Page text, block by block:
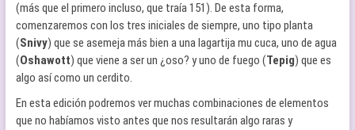
(más que el primero incluso, que traía 151). De esta forma,
comenzaremos con los tres iniciales de siempre, uno tipo planta
(Snivy) que se asemeja más bien a una lagartija mu cuca, uno de agua
(Oshawott) que viene a ser un ¿oso? y uno de fuego (Tepig) que es
algo así como un cerdito.
En esta edición podremos ver muchas combinaciones de elementos
que no habíamos visto antes que nos resultarán algo raras y